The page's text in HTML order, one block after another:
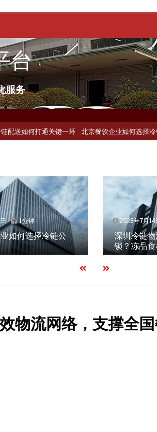
台
服务
通关键一环 北京餐饮企业如何选择冷链公司？
1分钟
如何选择冷链公
2026年7月14
深圳冷链
锁？冻品
物流网络，支撑全